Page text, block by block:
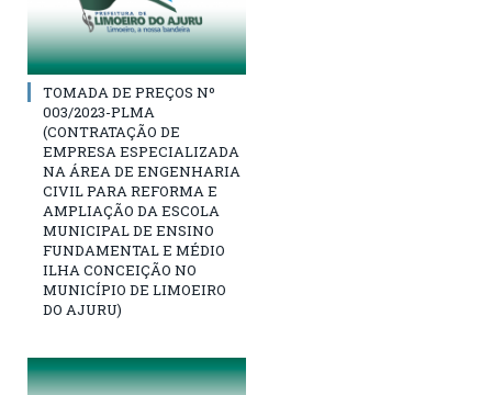
TOMADA DE PREÇOS Nº
003/2023-PLMA
(CONTRATAÇÃO DE
EMPRESA ESPECIALIZADA
NA ÁREA DE ENGENHARIA
CIVIL PARA REFORMA E
AMPLIAÇÃO DA ESCOLA
MUNICIPAL DE ENSINO
FUNDAMENTAL E MÉDIO
ILHA CONCEIÇÃO NO
MUNICÍPIO DE LIMOEIRO
DO AJURU)